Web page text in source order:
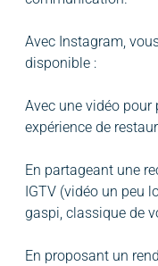
Avec Instagram,
disponible :
Avec une vidéo pour
expérience de
En partageant une
IGTV (vidéo un peu
gaspi, classique de
En proposant un